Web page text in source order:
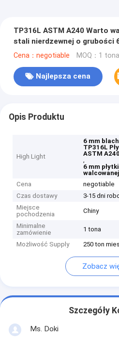
TP316L ASTM A240 Warto
stali nierdzewnej o grubości
Cena：negotiable MOQ：1 tona
Najlepsza cena
Opis Produktu
High Light
6 mm
TP316L
ASTM A240
,
6 mm
Cena
negotiable
Czas dostawy
3-15 dni
Miejsce
pochodzenia
Chiny
Minimalne
zamówienie
1 tona
Możliwość Supply 250 ton
Zobacz
Szczegóły
Ms. Doki